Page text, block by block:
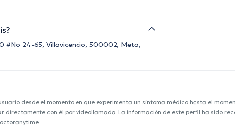
#No 24-65, Villavicencio, 500002, Meta,
desde el momento en que experimenta un síntoma médico hasta el
directamente con él por videollamada. La información de este perfil ha sido